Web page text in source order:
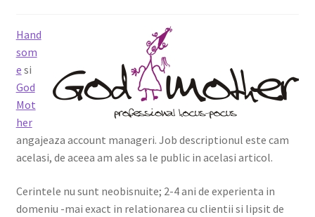
Intreaba-ma
My account
Shop
Hand
som
e si
God
Mot
her
angajeaza account manageri. Job descriptionul este cam
acelasi, de aceea am ales sa le public in acelasi articol.
Cerintele nu sunt neobisnuite; 2-4 ani de experienta in
domeniu -mai exact in relationarea cu clientii si lipsit de